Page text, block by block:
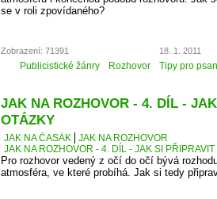
se v roli zpovídaného?
Zobrazení: 71391 18. 1. 2011
Publicistické žánry Rozhovor Tipy pro
JAK NA ROZHOVOR - 4. DÍL -
OTÁZKY
JAK NA ČASÁK
JAK NA ROZHOVOR
JAK NA ROZHOVOR - 4. DÍL - JAK SI PŘIPRAVIT
Pro rozhovor vedený z očí do očí bývá
atmosféra, ve které probíhá. Jak si tedy